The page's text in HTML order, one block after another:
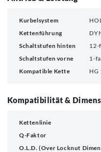
Kurbelsystem
Kettenführung
Schaltstufen hinten
12-
Schaltstufen vorne
1-
Kompatible Kette
HG
Kompatibilität &
Kettenlinie
Q-Faktor
O.L.D. (Over Locknut